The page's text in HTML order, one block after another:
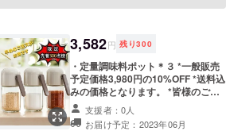
3,582円 残り300
・定量調味料ポット＊３ *一般販売
予定価格3,980円の10%OFF *送料込
みの価格となります。 *皆様のご支
援購入により量産効率が向上した場
合、正規販売価格が販売予定価格よ
り下がる可能性もございます。 *ご
支援者：0人
お届け予定：2023年06月